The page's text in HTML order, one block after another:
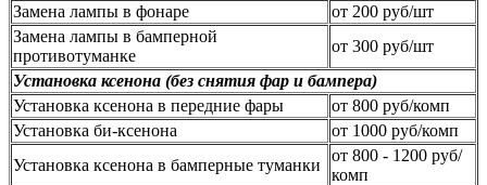
Замена лампы в фонаре
от 200 руб/шт
Замена лампы в бамперной
противотуманке
от 300 руб/шт
Установка ксенона (без снятия фар и бампера)
Установка ксенона в передние фары
от 800 руб/комп
Установка би-ксенона
от 1000 руб/комп
Установка ксенона в бамперные туманки
от 800 - 1200 руб/
комп